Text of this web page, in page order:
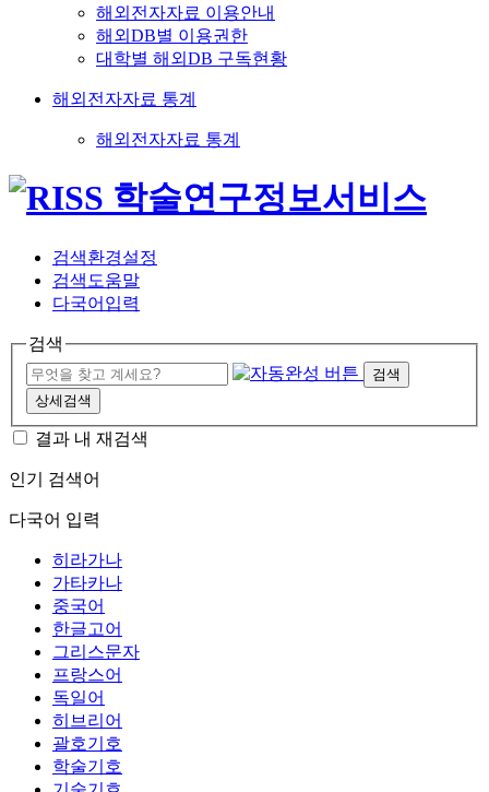
해외전자자료 이용안내
해외DB별 이용권한
대학별 해외DB 구독현황
해외전자자료 통계
해외전자자료 통계
검색환경설정
검색도움말
다국어입력
검색
검색
상세검색
결과 내 재검색
인기 검색어
다국어 입력
히라가나
가타카나
중국어
한글고어
그리스문자
프랑스어
독일어
히브리어
괄호기호
학술기호